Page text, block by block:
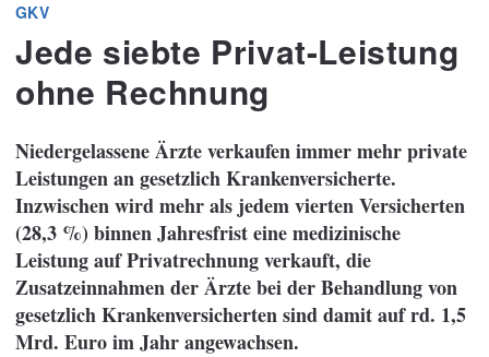
GKV
Jede siebte Privat-Leistung
ohne Rechnung
Niedergelassene Ärzte verkaufen immer mehr private
Leistungen an gesetzlich Krankenversicherte.
Inzwischen wird mehr als jedem vierten Versicherten
(28,3 %) binnen Jahresfrist eine medizinische
Leistung auf Privatrechnung verkauft, die
Zusatzeinnahmen der Ärzte bei der Behandlung von
gesetzlich Krankenversicherten sind damit auf rd. 1,5
Mrd. Euro im Jahr angewachsen.